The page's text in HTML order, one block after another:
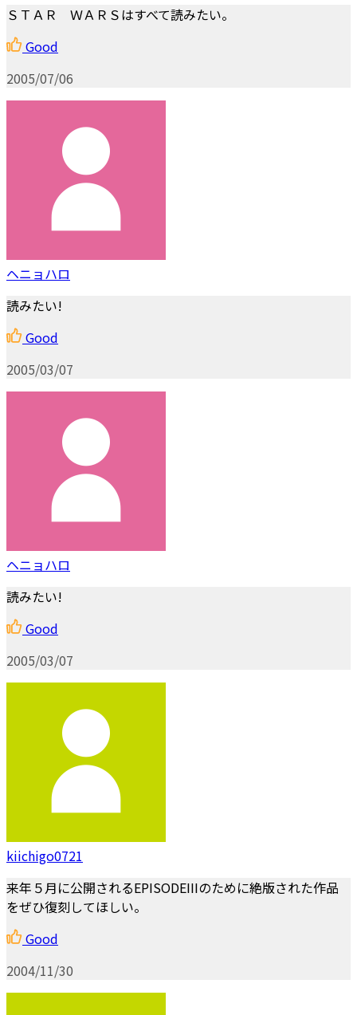
ＳＴＡＲ ＷＡＲＳはすべて読みたい。
Good
2005/07/06
ヘニョハロ
読みたい!
Good
2005/03/07
ヘニョハロ
読みたい!
Good
2005/03/07
kiichigo0721
来年５月に公開されるEPISODEIIIのために絶版された作品
をぜひ復刻してほしい。
Good
2004/11/30